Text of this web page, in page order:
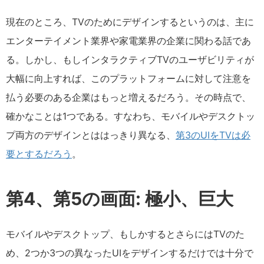
現在のところ、TVのためにデザインするというのは、主に
エンターテイメント業界や家電業界の企業に関わる話であ
る。しかし、もしインタラクティブTVのユーザビリティが
大幅に向上すれば、このプラットフォームに対して注意を
払う必要のある企業はもっと増えるだろう。その時点で、
確かなことは1つである。すなわち、モバイルやデスクトッ
プ両方のデザインとははっきり異なる、 第3のUIをTVは必
要とするだろう 。
第4、第5の画面: 極小、巨大
モバイルやデスクトップ、もしかするとさらにはTVのた
め、2つか3つの異なったUIをデザインするだけでは十分で